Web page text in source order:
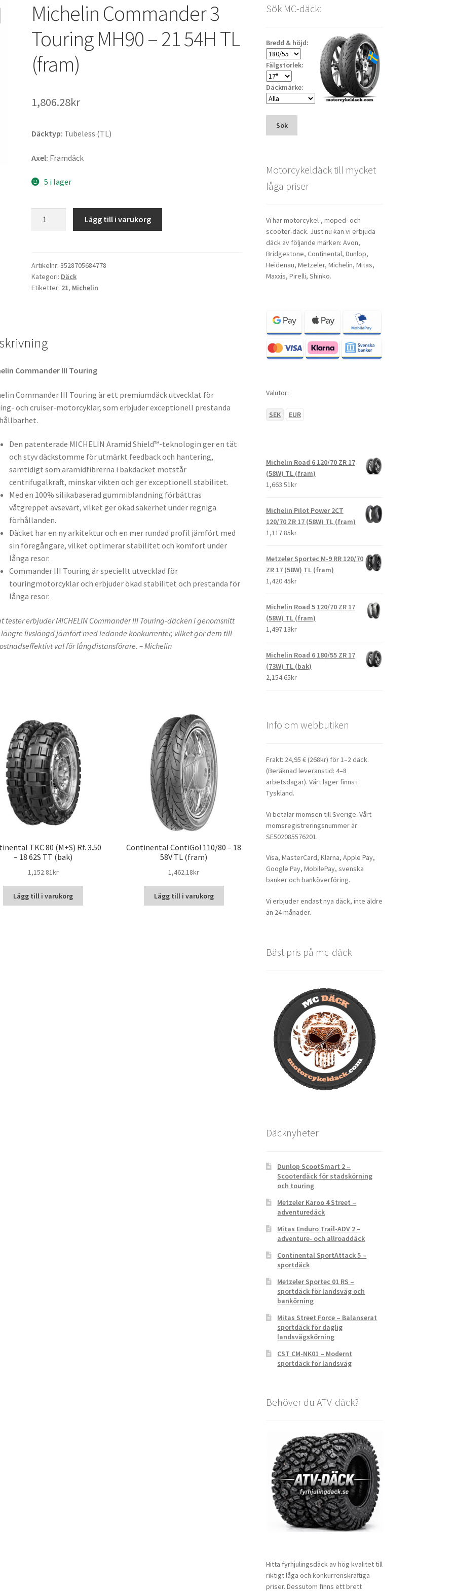
Michelin Commander 3
Touring MH90 – 21 54H TL
(fram)
1,806.28kr
Däcktyp: Tubeless (TL)
Axel: Framdäck
5 i lager
MH90
-
21
mängd
Lägg till i varukorg
Artikelnr:3528705684778
Kategori: Däck
Etiketter: 21, Michelin
Commander III Touring
Commander III Touring är ett premiumdäck utvecklat för
och cruiser-motorcyklar, som erbjuder exceptionell prestanda
Den patenterade MICHELIN Aramid Shield™-teknologin ger en tät
och styv däckstomme för utmärkt feedback och hantering,
samtidigt som aramidfibrerna i bakdäcket motstår
centrifugalkraft, minskar vikten och ger exceptionell stabilitet.
Med en 100% silikabaserad gummiblandning förbättras
våtgreppet avsevärt, vilket ger ökad säkerhet under regniga
förhållanden.
Däcket har en ny arkitektur och en mer rundad profil jämfört med
sin föregångare, vilket optimerar stabilitet och komfort under
långa resor.
Commander III Touring är speciellt utvecklad för
touringmotorcyklar och erbjuder ökad stabilitet och prestanda för
långa resor.
tester erbjuder MICHELIN Commander III Touring-däcken i genomsnitt
längre livslängd jämfört med ledande konkurrenter, vilket gör dem till
val för långdistansförare. – Michelin
TKC 80 (M+S) Rf. 3.50
– 18 62S TT (bak)
1,152.81kr
Lägg till i varukorg
Continental ContiGo! 110/80 – 18
58V TL (fram)
1,462.18kr
Lägg till i varukorg
Sök MC-däck:
Bredd & höjd:
Fälgstorlek:
Däckmärke:
Sök
Motorcykeldäck till mycket
låga priser
Vi har motorcykel-, moped- och
scooter-däck. Just nu kan vi erbjuda
däck av följande märken: Avon,
Bridgestone, Continental, Dunlop,
Heidenau, Metzeler, Michelin, Mitas,
Maxxis, Pirelli, Shinko.
Valutor:
SEK EUR
Michelin Road 6 120/70 ZR 17
(58W) TL (fram)
1,663.51kr
Michelin Pilot Power 2CT
120/70 ZR 17 (58W) TL (fram)
1,117.85kr
Metzeler Sportec M-9 RR 120/70
ZR 17 (58W) TL (fram)
1,420.45kr
Michelin Road 5 120/70 ZR 17
(58W) TL (fram)
1,497.13kr
Michelin Road 6 180/55 ZR 17
(73W) TL (bak)
2,154.65kr
Info om webbutiken
Frakt: 24,95 € (268kr) för 1–2 däck.
(Beräknad leveranstid: 4–8
arbetsdagar). Vårt lager finns i
Tyskland.
Vi betalar momsen till Sverige. Vårt
momsregistreringsnummer är
SE502085576201.
Visa, MasterCard, Klarna, Apple Pay,
Google Pay, MobilePay, svenska
banker och banköverföring.
Vi erbjuder endast nya däck, inte äldre
än 24 månader.
Bäst pris på mc-däck
Däcknyheter
Dunlop ScootSmart 2 –
Scooterdäck för stadskörning
och touring
Metzeler Karoo 4 Street –
adventuredäck
Mitas Enduro Trail-ADV 2 –
adventure- och allroaddäck
Continental SportAttack 5 –
sportdäck
Metzeler Sportec 01 RS –
sportdäck för landsväg och
bankörning
Mitas Street Force – Balanserat
sportdäck för daglig
landsvägskörning
CST CM-NK01 – Modernt
sportdäck för landsväg
Behöver du ATV-däck?
Hitta fyrhjulingsdäck av hög kvalitet till
riktigt låga och konkurrenskraftiga
priser. Dessutom finns ett brett